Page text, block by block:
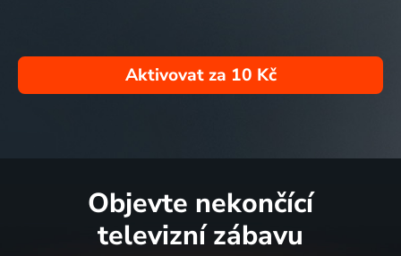
Aktivovat za 10 Kč
Objevte nekončící
televizní zábavu